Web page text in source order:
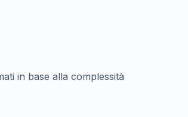
in base alla complessità